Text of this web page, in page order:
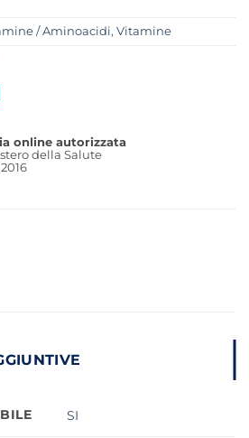
/ Aminoacidi, Vitamine
online autorizzata
della Salute
SI